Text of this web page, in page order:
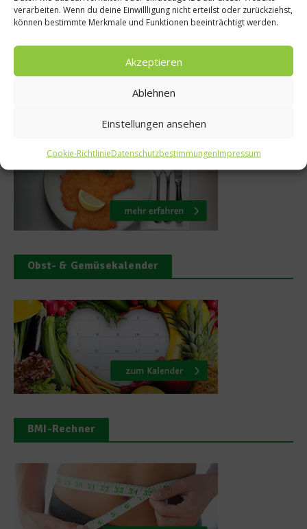
verarbeiten. Wenn du deine Einwillligung nicht erteilst oder zurückziehst,
können bestimmte Merkmale und Funktionen beeinträchtigt werden.
Akzeptieren
Ablehnen
Einstellungen ansehen
Cookie-RichtlinieDatenschutzbestimmungenImpressum
2013
13. November
Was isst Deutschland
Obst- & Gemüsekalender
BMI-Rechner